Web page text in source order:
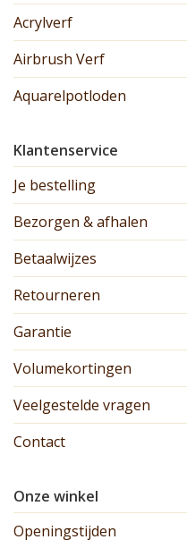
Acrylverf
Airbrush Verf
Aquarelpotloden
Klantenservice
Je bestelling
Bezorgen & afhalen
Betaalwijzes
Retourneren
Garantie
Volumekortingen
Veelgestelde vragen
Contact
Onze winkel
Openingstijden